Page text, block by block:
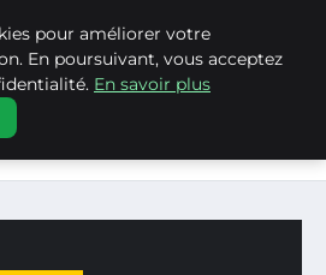
DEL SUR
MANAGEMENT
UN LEADERSHIP INSPIRANT AU
pour améliorer votre
En poursuivant, vous acceptez
En savoir plus